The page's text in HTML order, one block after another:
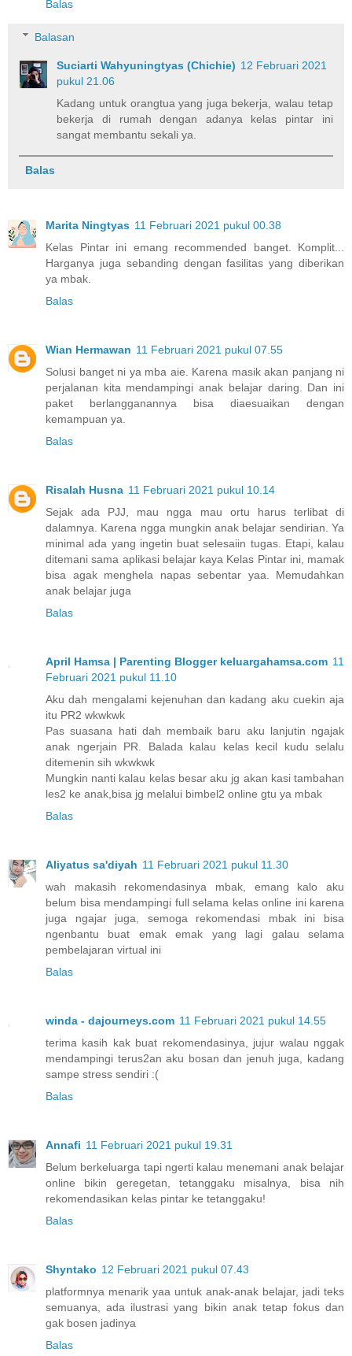
Balas
Balasan
Suciarti Wahyuningtyas (Chichie) 12 Februari 2021
pukul 21.06
Kadang untuk orangtua yang juga bekerja, walau tetap
bekerja di rumah dengan adanya kelas pintar ini
sangat membantu sekali ya.
Balas
Marita Ningtyas 11 Februari 2021 pukul 00.38
Kelas Pintar ini emang recommended banget. Komplit...
Harganya juga sebanding dengan fasilitas yang diberikan
ya mbak.
Balas
Wian Hermawan 11 Februari 2021 pukul 07.55
Solusi banget ni ya mba aie. Karena masik akan panjang ni
perjalanan kita mendampingi anak belajar daring. Dan ini
paket berlangganannya bisa diaesuaikan dengan
kemampuan ya.
Balas
Risalah Husna 11 Februari 2021 pukul 10.14
Sejak ada PJJ, mau ngga mau ortu harus terlibat di
dalamnya. Karena ngga mungkin anak belajar sendirian. Ya
minimal ada yang ingetin buat selesaiin tugas. Etapi, kalau
ditemani sama aplikasi belajar kaya Kelas Pintar ini, mamak
bisa agak menghela napas sebentar yaa. Memudahkan
anak belajar juga
Balas
April Hamsa | Parenting Blogger keluargahamsa.com 11
Februari 2021 pukul 11.10
Aku dah mengalami kejenuhan dan kadang aku cuekin aja
itu PR2 wkwkwk
Pas suasana hati dah membaik baru aku lanjutin ngajak
anak ngerjain PR. Balada kalau kelas kecil kudu selalu
ditemenin sih wkwkwk
Mungkin nanti kalau kelas besar aku jg akan kasi tambahan
les2 ke anak,bisa jg melalui bimbel2 online gtu ya mbak
Balas
Aliyatus sa'diyah 11 Februari 2021 pukul 11.30
wah makasih rekomendasinya mbak, emang kalo aku
belum bisa mendampingi full selama kelas online ini karena
juga ngajar juga, semoga rekomendasi mbak ini bisa
ngenbantu buat emak emak yang lagi galau selama
pembelajaran virtual ini
Balas
winda - dajourneys.com 11 Februari 2021 pukul 14.55
terima kasih kak buat rekomendasinya, jujur walau nggak
mendampingi terus2an aku bosan dan jenuh juga, kadang
sampe stress sendiri :(
Balas
Annafi 11 Februari 2021 pukul 19.31
Belum berkeluarga tapi ngerti kalau menemani anak belajar
online bikin geregetan, tetanggaku misalnya, bisa nih
rekomendasikan kelas pintar ke tetanggaku!
Balas
Shyntako 12 Februari 2021 pukul 07.43
platformnya menarik yaa untuk anak-anak belajar, jadi teks
semuanya, ada ilustrasi yang bikin anak tetap fokus dan
gak bosen jadinya
Balas